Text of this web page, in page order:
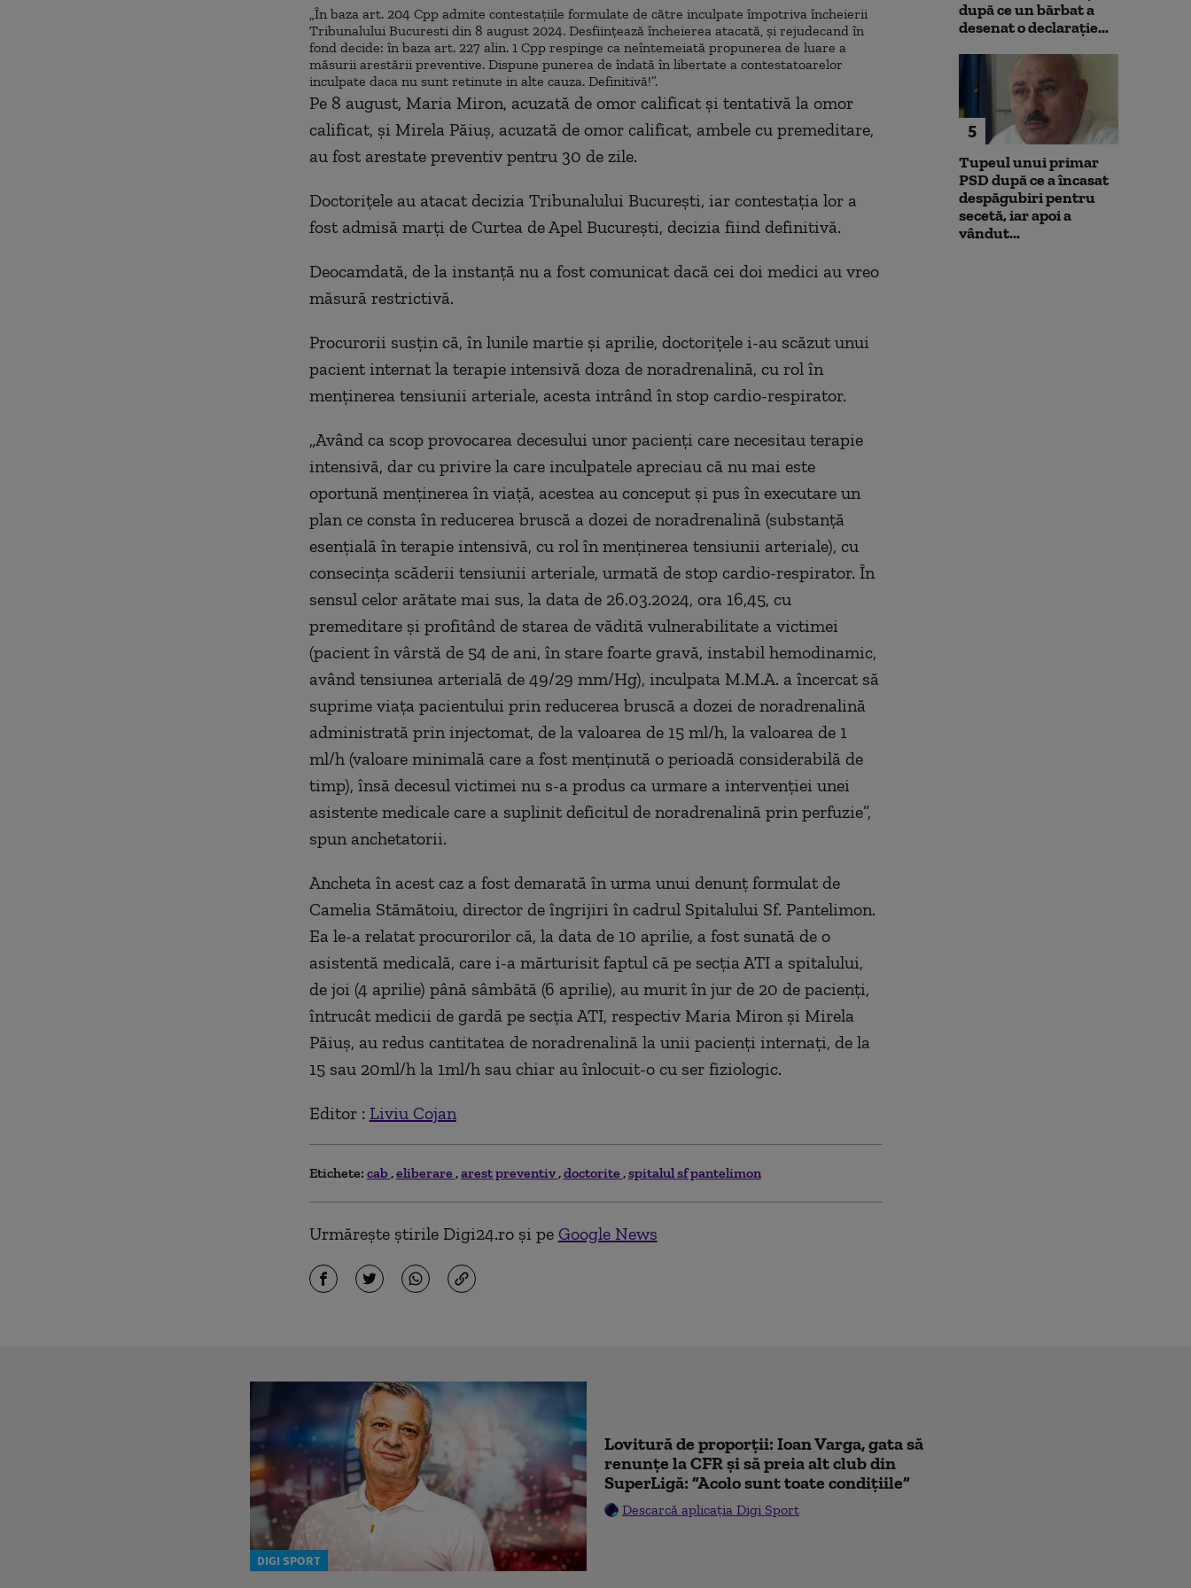
„În baza art. 204 Cpp admite contestațiile formulate de către inculpate împotriva încheierii
Tribunalului Bucuresti din 8 august 2024. Desființează încheierea atacată, și rejudecand în
fond decide: în baza art. 227 alin. 1 Cpp respinge ca neîntemeiată propunerea de luare a
măsurii arestării preventive. Dispune punerea de îndată în libertate a contestatoarelor
inculpate daca nu sunt retinute in alte cauza. Definitivă!”.
Pe 8 august, Maria Miron, acuzată de omor calificat şi tentativă la omor
calificat, şi Mirela Păiuş, acuzată de omor calificat, ambele cu premeditare,
au fost arestate preventiv pentru 30 de zile.
Doctoriţele au atacat decizia Tribunalului Bucureşti, iar contestaţia lor a
fost admisă marţi de Curtea de Apel Bucureşti, decizia fiind definitivă.
Deocamdată, de la instanţă nu a fost comunicat dacă cei doi medici au vreo
măsură restrictivă.
Procurorii susţin că, în lunile martie şi aprilie, doctoriţele i-au scăzut unui
pacient internat la terapie intensivă doza de noradrenalină, cu rol în
menţinerea tensiunii arteriale, acesta intrând în stop cardio-respirator.
„Având ca scop provocarea decesului unor pacienţi care necesitau terapie
intensivă, dar cu privire la care inculpatele apreciau că nu mai este
oportună menţinerea în viaţă, acestea au conceput şi pus în executare un
plan ce consta în reducerea bruscă a dozei de noradrenalină (substanţă
esenţială în terapie intensivă, cu rol în menţinerea tensiunii arteriale), cu
consecinţa scăderii tensiunii arteriale, urmată de stop cardio-respirator. În
sensul celor arătate mai sus, la data de 26.03.2024, ora 16,45, cu
premeditare şi profitând de starea de vădită vulnerabilitate a victimei
(pacient în vârstă de 54 de ani, în stare foarte gravă, instabil hemodinamic,
având tensiunea arterială de 49/29 mm/Hg), inculpata M.M.A. a încercat să
suprime viaţa pacientului prin reducerea bruscă a dozei de noradrenalină
administrată prin injectomat, de la valoarea de 15 ml/h, la valoarea de 1
ml/h (valoare minimală care a fost menţinută o perioadă considerabilă de
timp), însă decesul victimei nu s-a produs ca urmare a intervenţiei unei
asistente medicale care a suplinit deficitul de noradrenalină prin perfuzie”,
spun anchetatorii.
Ancheta în acest caz a fost demarată în urma unui denunţ formulat de
Camelia Stămătoiu, director de îngrijiri în cadrul Spitalului Sf. Pantelimon.
Ea le-a relatat procurorilor că, la data de 10 aprilie, a fost sunată de o
asistentă medicală, care i-a mărturisit faptul că pe secţia ATI a spitalului,
de joi (4 aprilie) până sâmbătă (6 aprilie), au murit în jur de 20 de pacienţi,
întrucât medicii de gardă pe secţia ATI, respectiv Maria Miron şi Mirela
Păiuş, au redus cantitatea de noradrenalină la unii pacienţi internaţi, de la
15 sau 20ml/h la 1ml/h sau chiar au înlocuit-o cu ser fiziologic.
Editor : Liviu Cojan
Etichete: cab eliberare arest preventiv doctorite spitalul sf pantelimon
Urmărește știrile Digi24.ro și pe Google News
după ce un bărbat a
desenat o declarație...
5
Tupeul unui primar
PSD după ce a încasat
despăgubiri pentru
secetă, iar apoi a
vândut...
DIGI SPORT
Lovitură de proporții: Ioan Varga, gata să
renunțe la CFR și să preia alt club din
SuperLigă: ”Acolo sunt toate condițiile”
Descarcă aplicația Digi Sport